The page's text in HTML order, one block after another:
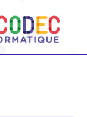
POUR LES